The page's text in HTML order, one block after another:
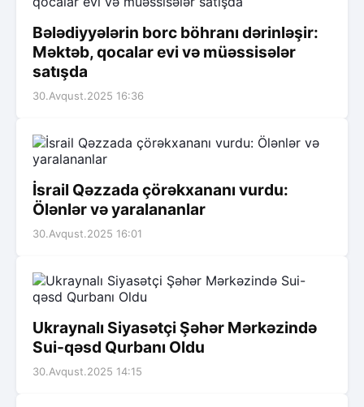
Bələdiyyələrin borc böhranı dərinləşir:
Məktəb, qocalar evi və müəssisələr
satışda
30.Avqust.2025 16:36
İsrail Qəzzada çörəkxananı vurdu:
Ölənlər və yaralananlar
30.Avqust.2025 16:01
Ukraynalı Siyasətçi Şəhər Mərkəzində
Sui-qəsd Qurbanı Oldu
30.Avqust.2025 14:15